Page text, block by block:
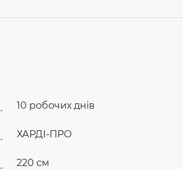
10 робочих днів
ХАРДІ-ПРО
220 см